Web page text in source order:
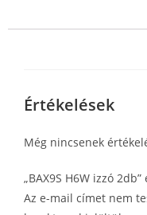
Értékelések
Még nincsenek
„BAX9S H6W izzó
Az e-mail címet nem